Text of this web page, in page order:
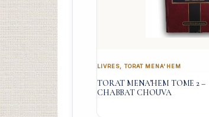
LIVRES, TORAT MENA'HEM
TORAT MENA’HEM TOME 2 –
CHABBAT CHOUVA